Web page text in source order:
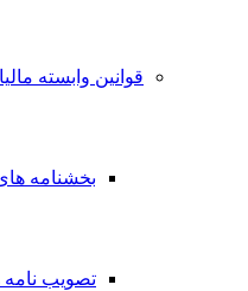
قوانین وابسته
بخشنامه
تصویب نامه